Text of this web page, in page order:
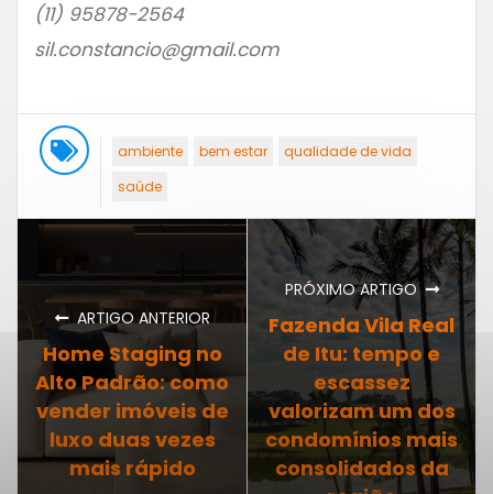
(11) 95878-2564
sil.constancio@gmail.com
ambiente bem estar
qualidade de vida
saúde
ARTIGO ANTERIOR
Home Staging no
Alto Padrão: como
vender imóveis de
luxo duas vezes
mais rápido
PRÓXIMO ARTIGO
Fazenda Vila Real
de Itu: tempo e
escassez
valorizam um dos
condomínios mais
consolidados da